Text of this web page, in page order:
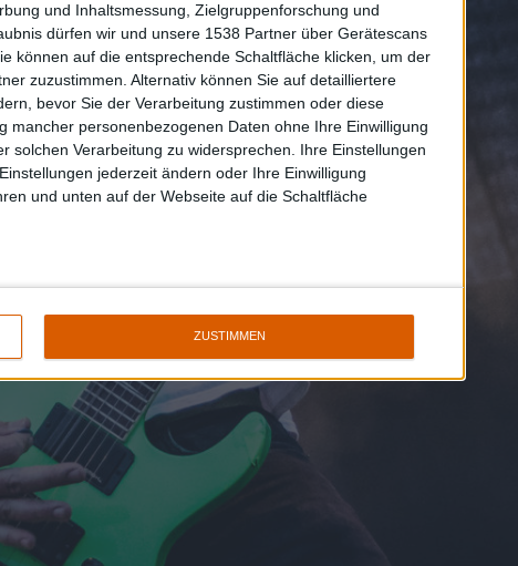
und Inhaltsmessung, Zielgruppenforschung und
dürfen wir und unsere 1538 Partner über Gerätescans
können auf die entsprechende Schaltfläche klicken, um der
zuzustimmen. Alternativ können Sie auf detailliertere
bevor Sie der Verarbeitung zustimmen oder diese
mancher personenbezogenen Daten ohne Ihre Einwilligung
solchen Verarbeitung zu widersprechen. Ihre Einstellungen
jederzeit ändern oder Ihre Einwilligung
und unten auf der Webseite auf die Schaltfläche
ZUSTIMMEN